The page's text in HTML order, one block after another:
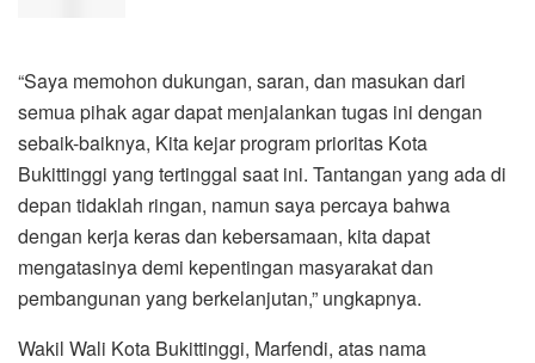
“Saya memohon dukungan, saran, dan masukan dari
semua pihak agar dapat menjalankan tugas ini dengan
sebaik-baiknya, Kita kejar program prioritas Kota
Bukittinggi yang tertinggal saat ini. Tantangan yang ada di
depan tidaklah ringan, namun saya percaya bahwa
dengan kerja keras dan kebersamaan, kita dapat
mengatasinya demi kepentingan masyarakat dan
pembangunan yang berkelanjutan,” ungkapnya.
Wakil Wali Kota Bukittinggi, Marfendi, atas nama